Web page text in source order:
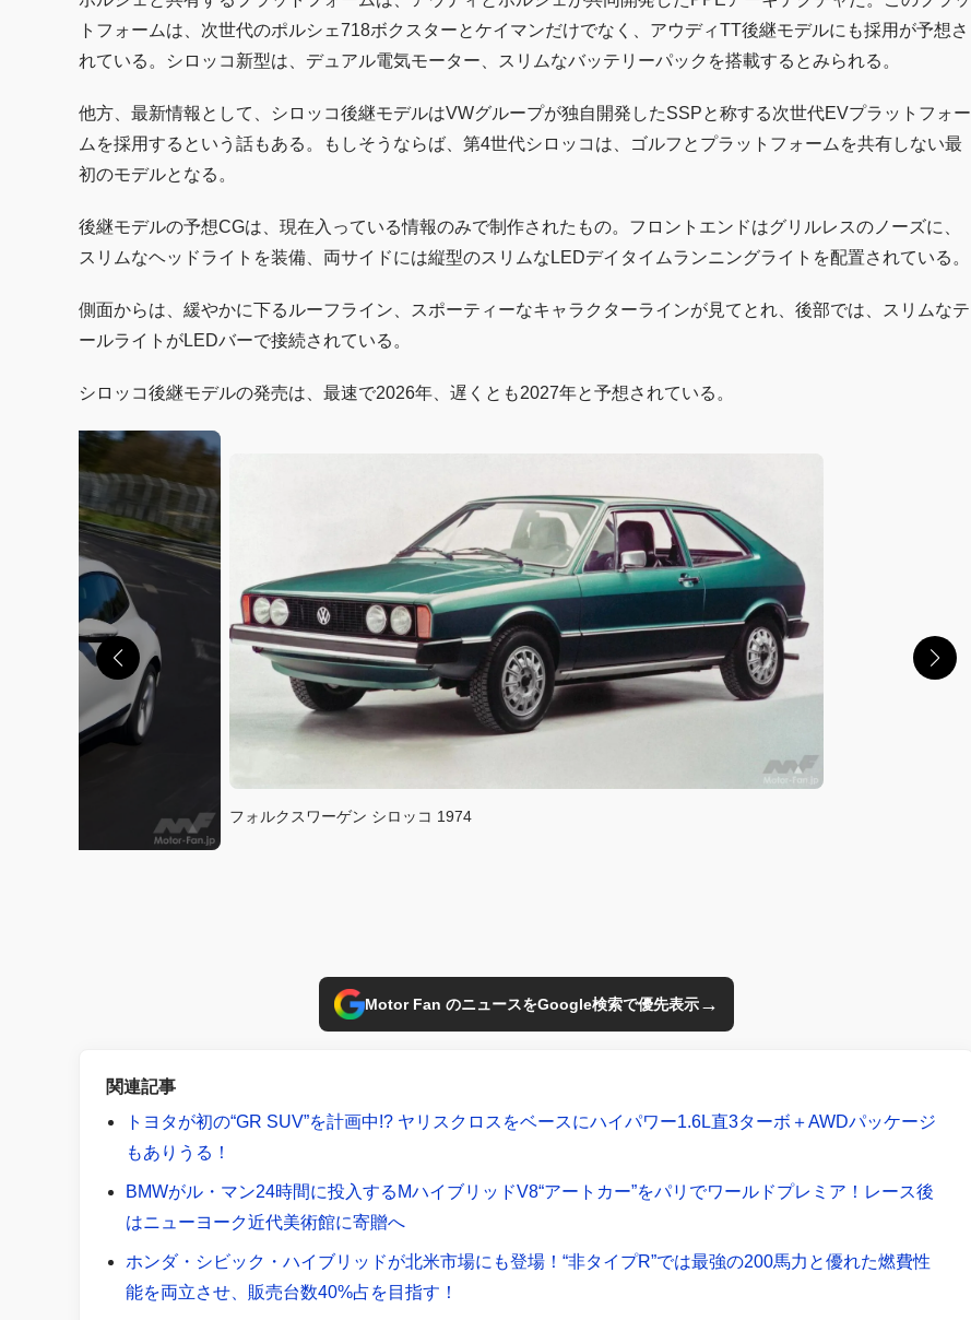
トフォームは、次世代のポルシェ718ボクスターとケイマンだけでなく、アウディTT後継モデルにも採用が予想さ
れている。シロッコ新型は、デュアル電気モーター、スリムなバッテリーパックを搭載するとみられる。
他方、最新情報として、シロッコ後継モデルはVWグループが独自開発したSSPと称する次世代EVプラットフォー
ムを採用するという話もある。もしそうならば、第4世代シロッコは、ゴルフとプラットフォームを共有しない最
初のモデルとなる。
後継モデルの予想CGは、現在入っている情報のみで制作されたもの。フロントエンドはグリルレスのノーズに、
スリムなヘッドライトを装備、両サイドには縦型のスリムなLEDデイタイムランニングライトを配置されている。
側面からは、緩やかに下るルーフライン、スポーティーなキャラクターラインが見てとれ、後部では、スリムなテ
ールライトがLEDバーで接続されている。
シロッコ後継モデルの発売は、最速で2026年、遅くとも2027年と予想されている。
フォルクスワーゲン シロッコ 1974
Motor Fan のニュースをGoogle検索で優先表示→
関連記事
トヨタが初の“GR SUV”を計画中!? ヤリスクロスをベースにハイパワー1.6L直3ターボ＋AWDパッケージ
もありうる！
BMWがル・マン24時間に投入するMハイブリッドV8“アートカー”をパリでワールドプレミア！レース後
はニューヨーク近代美術館に寄贈へ
ホンダ・シビック・ハイブリッドが北米市場にも登場！“非タイプR”では最強の200馬力と優れた燃費性
能を両立させ、販売台数40%占を目指す！